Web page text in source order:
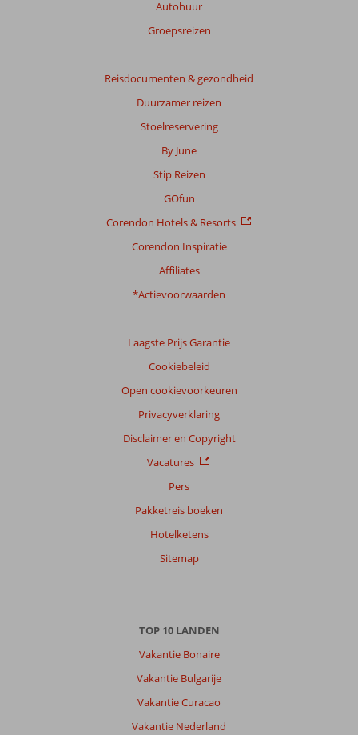
Autohuur
Groepsreizen
Reisdocumenten & gezondheid
Duurzamer reizen
Stoelreservering
By June
Stip Reizen
GOfun
Corendon Hotels & Resorts
Corendon Inspiratie
Affiliates
*Actievoorwaarden
Laagste Prijs Garantie
Cookiebeleid
Open cookievoorkeuren
Privacyverklaring
Disclaimer en Copyright
Vacatures
Pers
Pakketreis boeken
Hotelketens
Sitemap
TOP 10 LANDEN
Vakantie Bonaire
Vakantie Bulgarije
Vakantie Curacao
Vakantie Nederland